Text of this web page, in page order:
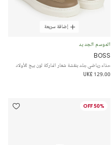
إضافة سريعة
الموسم الجديد
BOSS
حذاء رياضي جلد بنقشة شعار الماركة لون بيج للأولاد
UK£ 129.00
50% OFF